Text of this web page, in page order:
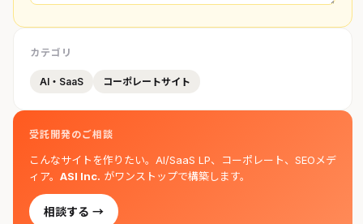
カテゴリ
AI・SaaS コーポレートサイト
受託開発のご相談
こんなサイトを作りたい。AI/SaaS LP、コーポレート、SEOメデ
ィア。 ASI Inc. がワンストップで構築します。
相談する →